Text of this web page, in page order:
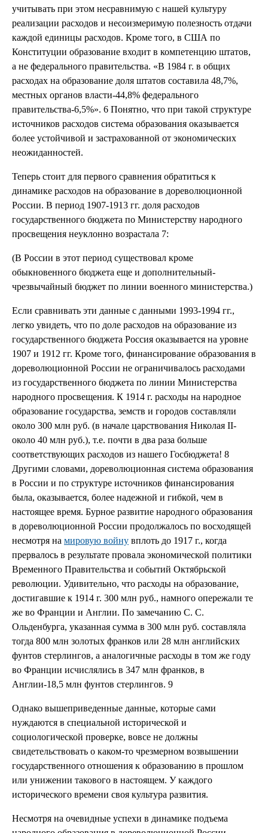
учитывать при этом несравнимую с нашей культуру
реализации расходов и несоизмеримую полезность отдачи
каждой единицы расходов. Кроме того, в США по
Конституции образование входит в компетенцию штатов,
а не федерального правительства. «В 1984 г. в общих
расходах на образование доля штатов составила 48,7%,
местных органов власти-44,8% федерального
правительства-6,5%». 6 Понятно, что при такой структуре
источников расходов система образования оказывается
более устойчивой и застрахованной от экономических
неожиданностей.
Теперь стоит для первого сравнения обратиться к
динамике расходов на образование в дореволюционной
России. В период 1907-1913 гг. доля расходов
государственного бюджета по Министерству народного
просвещения неуклонно возрастала 7:
(В России в этот период существовал кроме
обыкновенного бюджета еще и дополнительный-
чрезвычайный бюджет по линии военного министерства.)
Если сравнивать эти данные с данными 1993-1994 гг.,
легко увидеть, что по доле расходов на образование из
государственного бюджета Россия оказывается на уровне
1907 и 1912 гг. Кроме того, финансирование образования в
дореволюционной России не ограничивалось расходами
из государственного бюджета по линии Министерства
народного просвещения. К 1914 г. расходы на народное
образование государства, земств и городов составляли
около 300 млн руб. (в начале царствования Николая II-
около 40 млн руб.), т.е. почти в два раза больше
соответствующих расходов из нашего Госбюджета! 8
Другими словами, дореволюционная система образования
в России и по структуре источников финансирования
была, оказывается, более надежной и гибкой, чем в
настоящее время. Бурное развитие народного образования
в дореволюционной России продолжалось по восходящей
несмотря на мировую войну вплоть до 1917 г., когда
прервалось в результате провала экономической политики
Временного Правительства и событий Октябрьской
революции. Удивительно, что расходы на образование,
достигавшие к 1914 г. 300 млн руб., намного опережали те
же во Франции и Англии. По замечанию С. С.
Ольденбурга, указанная сумма в 300 млн руб. составляла
тогда 800 млн золотых франков или 28 млн английских
фунтов стерлингов, а аналогичные расходы в том же году
во Франции исчислялись в 347 млн франков, в
Англии-18,5 млн фунтов стерлингов. 9
Однако вышеприведенные данные, которые сами
нуждаются в специальной исторической и
социологической проверке, вовсе не должны
свидетельствовать о каком-то чрезмерном возвышении
государственного отношения к образованию в прошлом
или унижении такового в настоящем. У каждого
исторического времени своя культура развития.
Несмотря на очевидные успехи в динамике подъема